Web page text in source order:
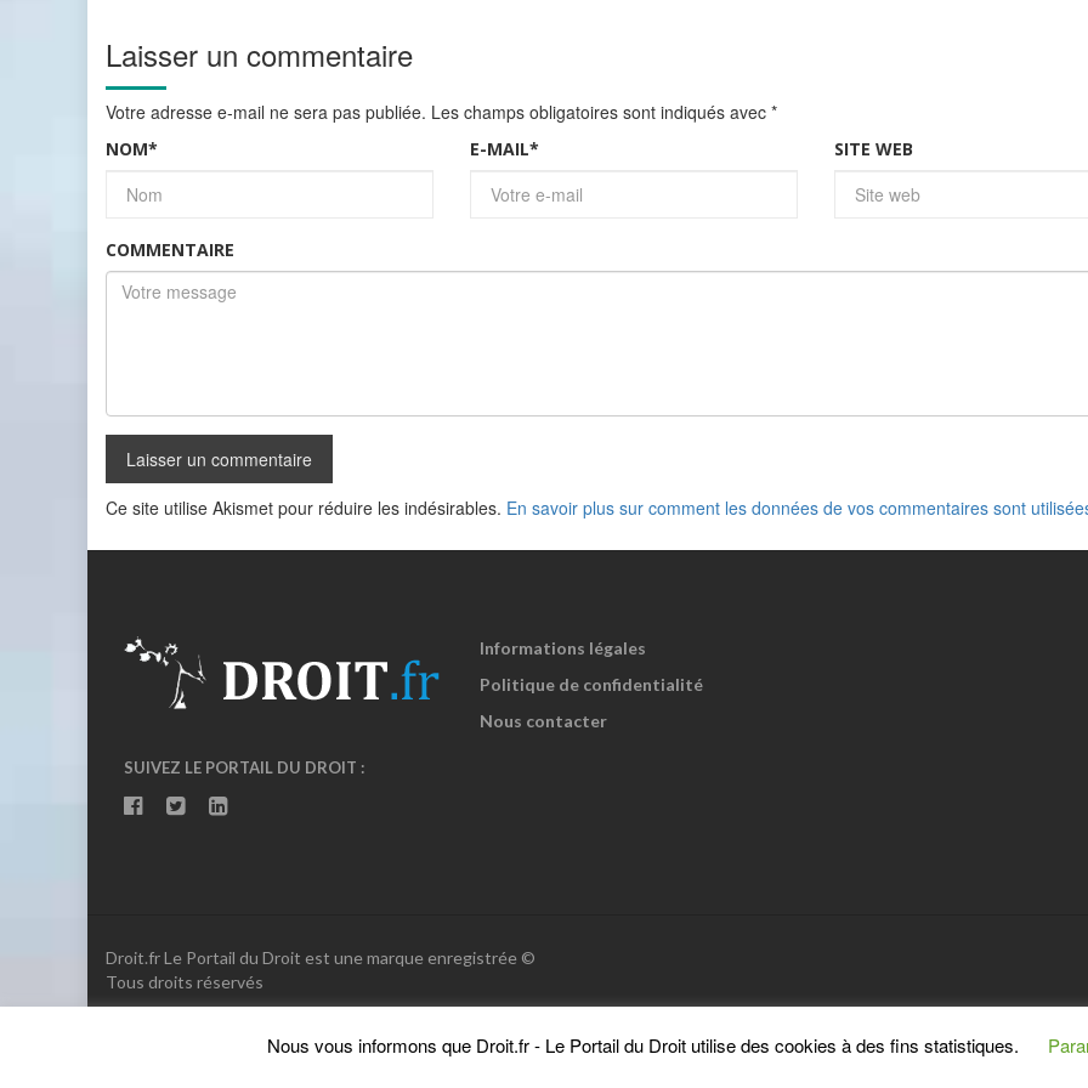
Laisser un commentaire
Votre adresse e-mail ne sera pas publiée. Les champs obligatoires sont indiqués avec *
NOM* E-MAIL* SITE WEB
COMMENTAIRE
Ce site utilise Akismet pour réduire les indésirables. En savoir plus sur comment les données de vos commentaires sont
SUIVEZ LE PORTAIL DU DROIT :
Informations légales
Politique de confidentialité
Nous contacter
Droit.fr Le Portail du Droit est une marque enregistrée ©
Tous droits réservés
Nous vous informons que Droit.fr - Le Portail du Droit utilise des cookies à des fins statistiques.